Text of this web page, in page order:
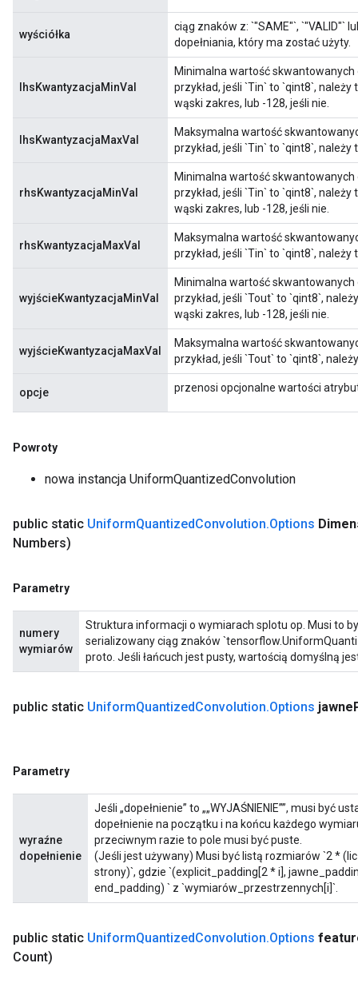
wyściółka
ciąg znaków z: `"SAME"`, `"VALID"`
dopełniania, który ma zostać użyty.
lhsKwantyzacjaMinVal
Minimalna wartość skwantowanych
przykład, jeśli `Tin` to `qint8`,
wąski zakres, lub -128, jeśli nie.
lhsKwantyzacjaMaxVal
Maksymalna wartość
przykład, jeśli `Tin` to `qint8`, należy
rhsKwantyzacjaMinVal
Minimalna wartość skwantowanych
przykład, jeśli `Tin` to `qint8`,
wąski zakres, lub -128, jeśli nie.
rhsKwantyzacjaMaxVal
Maksymalna wartość
przykład, jeśli `Tin` to `qint8`, należy
wyjścieKwantyzacjaMinVal
Minimalna wartość skwantowanych
przykład, jeśli `Tout` to `qint8`,
wąski zakres, lub -128, jeśli nie.
wyjścieKwantyzacjaMaxVal
Maksymalna wartość
przykład, jeśli `Tout` to `qint8`,
opcje przenosi opcjonalne wartości
Powroty
nowa instancja UniformQuantizedConvolution
public static UniformQuantizedConvolution.Options
Numbers)
Parametry
numery
wymiarów
Struktura informacji o wymiarach splotu op. Musi to
serializowany ciąg znaków
proto. Jeśli łańcuch jest pusty, wartością domyślną
public static UniformQuantizedConvolution.Options jawne
Parametry
wyraźne
dopełnienie
Jeśli „dopełnienie” to „„WYJAŚNIENIE””, musi być
dopełnienie na początku i na końcu każdego
przeciwnym razie to pole musi być puste.
(Jeśli jest używany) Musi być listą rozmiarów `2 *
strony)`, gdzie `(explicit_padding[2 * i],
end_padding) ` z `wymiarów_przestrzennych[i]`.
public static UniformQuantizedConvolution.Options
Count)